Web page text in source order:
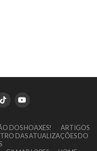
DOS HOAXES!
ARTIGOS
DAS ATUALIZAÇÕES DO